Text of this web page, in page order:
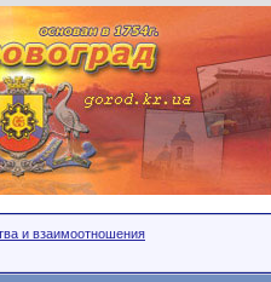
и взаимоотношения